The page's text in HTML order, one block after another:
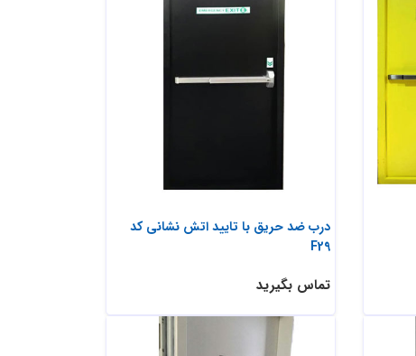
درب ضد حریق با تایید اتش نشانی کد
F29
تماس بگیرید